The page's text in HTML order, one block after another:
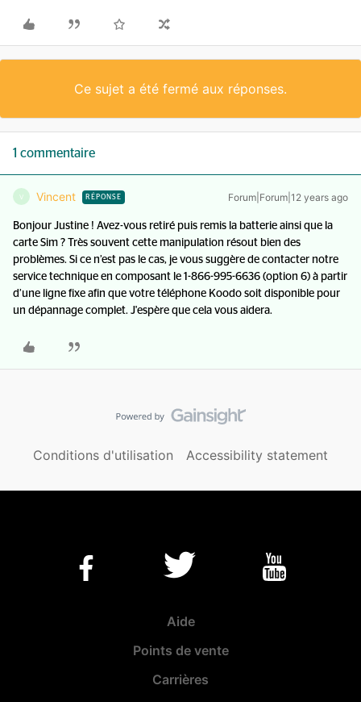
Ce sujet a été fermé aux réponses.
1 commentaire
V Vincent RÉPONSE Forum|Forum|12 years ago
Bonjour Justine ! Avez-vous retiré puis remis la batterie ainsi que la
carte Sim ? Très souvent cette manipulation résout bien des
problèmes. Si ce n’est pas le cas, je vous suggère de contacter notre
service technique en composant le 1-866-995-6636 (option 6) à partir
d’une ligne fixe afin que votre téléphone Koodo soit disponible pour
un dépannage complet. J'espère que cela vous aidera.
Conditions d'utilisation Accessibility statement
Aide
Points de vente
Carrières